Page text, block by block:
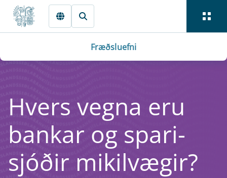
Fara beint í Meginmál
Fræðsluefni
Hvers vegna eru
bank­ar og spari­
sjóðir mi­kil­væg­ir?